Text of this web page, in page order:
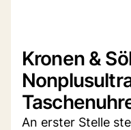
Kronen &
An erster Stelle